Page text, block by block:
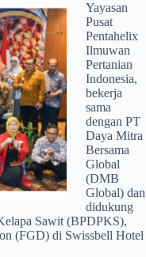
Yayasan
Pusat
Pentahelix
Ilmuwan
Pertanian
Indonesia,
bekerja
sama
dengan PT
Daya Mitra
Bersama
Global
(DMB
Global) dan
didukung
Sawit (BPDPKS),
(FGD) di Swissbell Hotel